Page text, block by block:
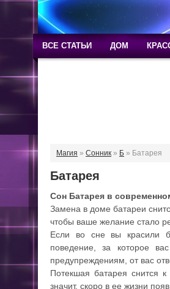
ВСЕ СТАТЬИ ДОМ
Магия » Сонник » Б » Батарея
Батарея
Сон Батарея в
Замена в доме батареи
чтобы ваше желание стало
Если во сне вы красили
поведение, за которое
предупреждениям, от вас
Потекшая батарея снится
значит, скоро в ее жизни